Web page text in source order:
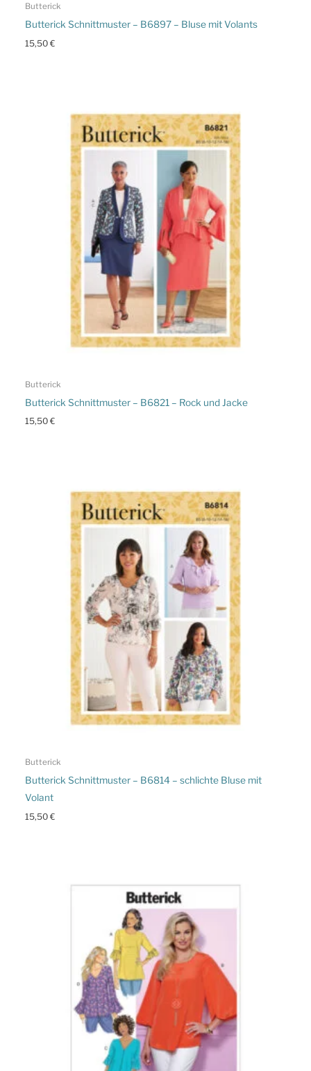
Butterick
Butterick Schnittmuster – B6897 – Bluse mit Volants
15,50€
Butterick
Butterick Schnittmuster – B6821 – Rock und Jacke
15,50€
Butterick
Butterick Schnittmuster – B6814 – schlichte Bluse mit
Volant
15,50€